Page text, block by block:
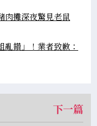
肉攤深夜驚見老鼠
鑽」！業者致歉：
下一篇